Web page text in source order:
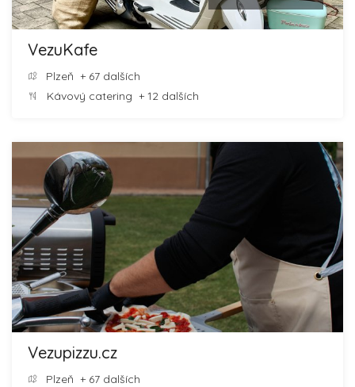
VezuKafe
Plzeň + 67 dalších
Kávový catering + 12 dalších
Vezupizzu.cz
Plzeň + 67 dalších